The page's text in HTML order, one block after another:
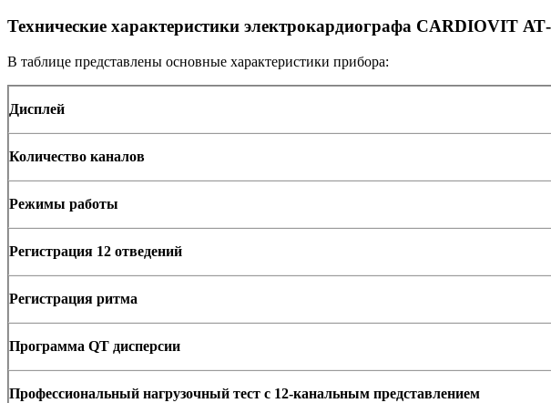
Технические характеристики электрокардиографа CARDIOVIT
В таблице представлены основные характеристики прибора:
Дисплей
Количество каналов
Режимы работы
Регистрация 12 отведений
Регистрация ритма
Программа QT дисперсии
Профессиональный нагрузочный тест с 12-канальным представлением